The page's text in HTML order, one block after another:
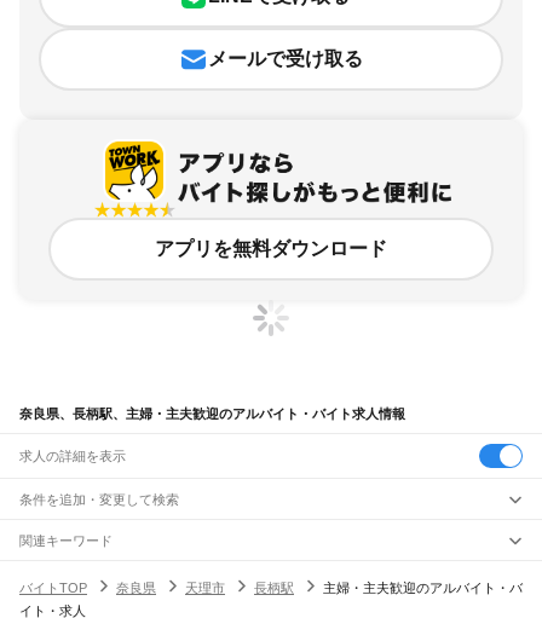
メールで受け取る
アプリを無料ダウンロード
奈良県、長柄駅、主婦・主夫歓迎のアルバイト・バイト求人情報
求人の詳細を表示
条件を追加・変更して検索
市区町村を追加・変更
奈良県すべて
奈良市
駅を追加・変更
関連キーワード
バイトTOP
奈良県 天理市 長柄駅
主婦・主夫歓迎のアルバイト・バ
イト・求人